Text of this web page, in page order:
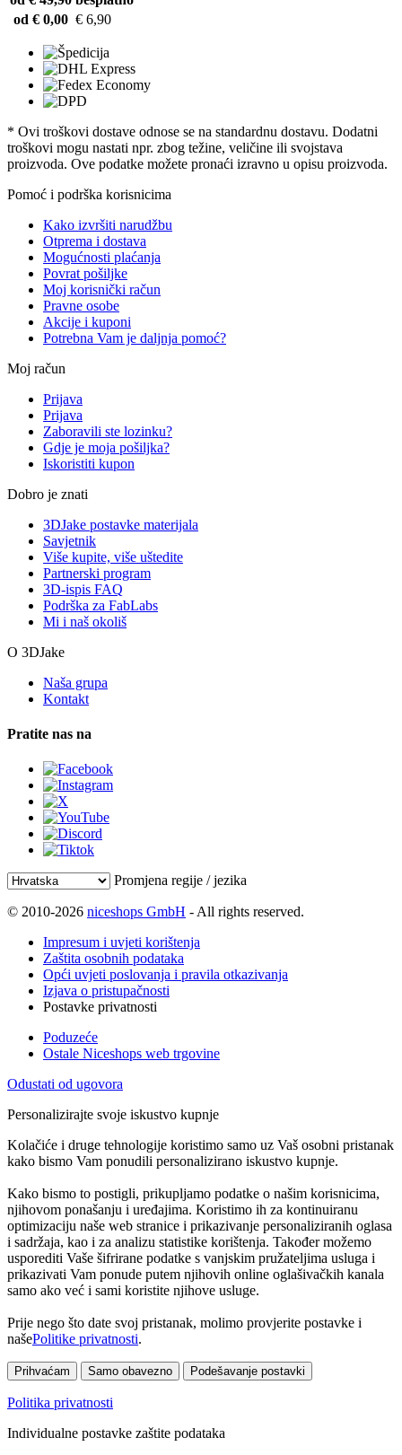
od € 0,00 € 6,90
* Ovi troškovi dostave odnose se na standardnu ​​dostavu. Dodatni
troškovi mogu nastati npr. zbog težine, veličine ili svojstava
proizvoda. Ove podatke možete pronaći izravno u opisu proizvoda.
Pomoć i podrška korisnicima
Kako izvršiti narudžbu
Otprema i dostava
Mogućnosti plaćanja
Povrat pošiljke
Moj korisnički račun
Pravne osobe
Akcije i kuponi
Potrebna Vam je daljnja pomoć?
Moj račun
Prijava
Prijava
Zaboravili ste lozinku?
Gdje je moja pošiljka?
Iskoristiti kupon
Dobro je znati
3DJake postavke materijala
Savjetnik
Više kupite, više uštedite
Partnerski program
3D-ispis FAQ
Podrška za FabLabs
Mi i naš okoliš
O 3DJake
Naša grupa
Kontakt
Pratite nas na
Promjena regije / jezika
© 2010-2026 niceshops GmbH - All rights reserved.
Impresum i uvjeti korištenja
Zaštita osobnih podataka
Opći uvjeti poslovanja i pravila otkazivanja
Izjava o pristupačnosti
Postavke privatnosti
Poduzeće
Ostale Niceshops web trgovine
Odustati od ugovora
Personalizirajte svoje iskustvo kupnje
Kolačiće i druge tehnologije koristimo samo uz Vaš osobni pristanak
kako bismo Vam ponudili personalizirano iskustvo kupnje.
Kako bismo to postigli, prikupljamo podatke o našim korisnicima,
njihovom ponašanju i uređajima. Koristimo ih za kontinuiranu
optimizaciju naše web stranice i prikazivanje personaliziranih oglasa
i sadržaja, kao i za analizu statistike korištenja. Također možemo
usporediti Vaše šifrirane podatke s vanjskim pružateljima usluga i
prikazivati Vam ponude putem njihovih online oglašivačkih kanala
samo ako već i sami koristite njihove usluge.
Prije nego što date svoj pristanak, molimo provjerite postavke i
našePolitike privatnosti.
Prihvaćam Samo obavezno Podešavanje postavki
Politika privatnosti
Individualne postavke zaštite podataka